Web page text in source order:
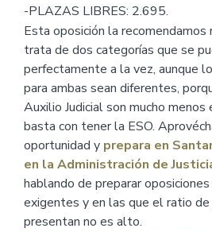
-PLAZAS LIBRES: 2.695.
Esta oposición la recomendamos
trata de dos categorías que se
perfectamente a la vez, aunque
para ambas sean diferentes,
Auxilio Judicial son mucho
basta con tener la ESO.
oportunidad y prepara en
en la Administración de
hablando de preparar
exigentes y en las que el ratio
presentan no es alto.